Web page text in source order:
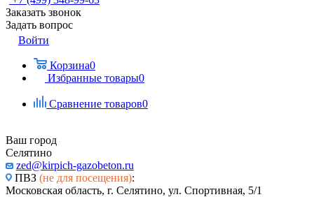
Заказать звонок
Задать вопрос
Войти
Корзина0
Избранные товары0
Сравнение товаров0
Ваш город
Селятино
zed@kirpich-gazobeton.ru
ПВЗ (не для посещения):
Московская область, г. Селятино, ул. Спортивная, 5/1